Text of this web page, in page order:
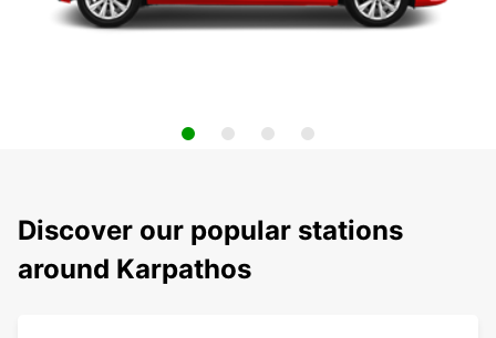
Discover our popular stations
around Karpathos